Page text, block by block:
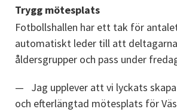
Trygg mötesplats
Fotbollshallen har ett tak för
automatiskt leder till att
åldersgrupper och pass under
Jag upplever att vi lyckats
och efterlängtad mötesplats för